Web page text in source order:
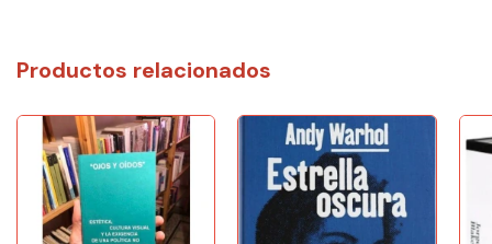
Productos relacionados